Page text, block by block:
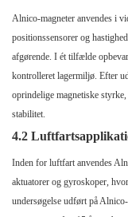
Alnico-magneter anvendes i
positionssensorer og
afgørende. I ét tilfælde
kontrolleret lagermiljø. Efter
oprindelige magnetiske
stabilitet.
4.2
Inden for luftfart anvendes
aktuatorer og gyroskoper,
undersøgelse udført på